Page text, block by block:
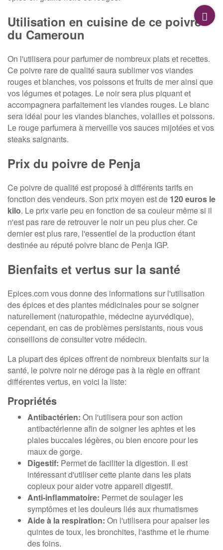
Utilisation en cuisine de ce poivre
du Cameroun
On l'utilisera pour parfumer de nombreux plats et recettes.
Ce poivre rare de qualité saura sublimer vos viandes
rouges et blanches, vos poissons et fruits de mer ainsi que
vos légumes et potages. Le noir sera plus piquant et
accompagnera parfaitement les viandes rouges. Le blanc
sera idéal pour les viandes blanches, volailles et poissons.
Le rouge parfumera à merveille vos sauces mijotées et vos
steaks saignants.
Prix du poivre de Penja
Ce poivre de qualité est proposé à différents tarifs en
fonction des vendeurs. Son prix moyen est de 120 euros le
kilo. Le prix varie peu en fonction de sa couleur même si il
n'est pas rare de retrouver le noir un peu plus cher. Ce
dernier est plus rare, l'essentiel de la production étant
destinée au réputé poivre blanc de Penja IGP.
Bienfaits et vertus sur la santé
Epices.com vous donne des informations sur l'utilisation
des épices et des plantes médicinales pour se soigner
naturellement (naturopathie, médecine ayurvédique),
cependant, en cas de problèmes persistants, nous vous
conseillons de consulter votre médecin.
La plupart des épices offrent de nombreux bienfaits sur la
santé, le poivre noir ne déroge pas à la règle en offrant
différentes vertus, en voici la liste:
Propriétés
Antibactérien: On l'utilisera pour son action
antibactérienne afin de soigner les aphtes et les
plaies buccales légères, ou bien encore pour les
maux de gorge.
Digestif: Permet de faciliter la digestion. Il est
intéressant d'utiliser cette plante dans les plats
copieux pour aider votre appareil digestif.
Anti-inflammatoire: Permet de soulager les
symptômes et les douleurs liés aux rhumatismes
Aide à la respiration: On l'utilisera pour apaiser les
quintes de toux, les bronchites, l'asthme et le rhume
des foins.